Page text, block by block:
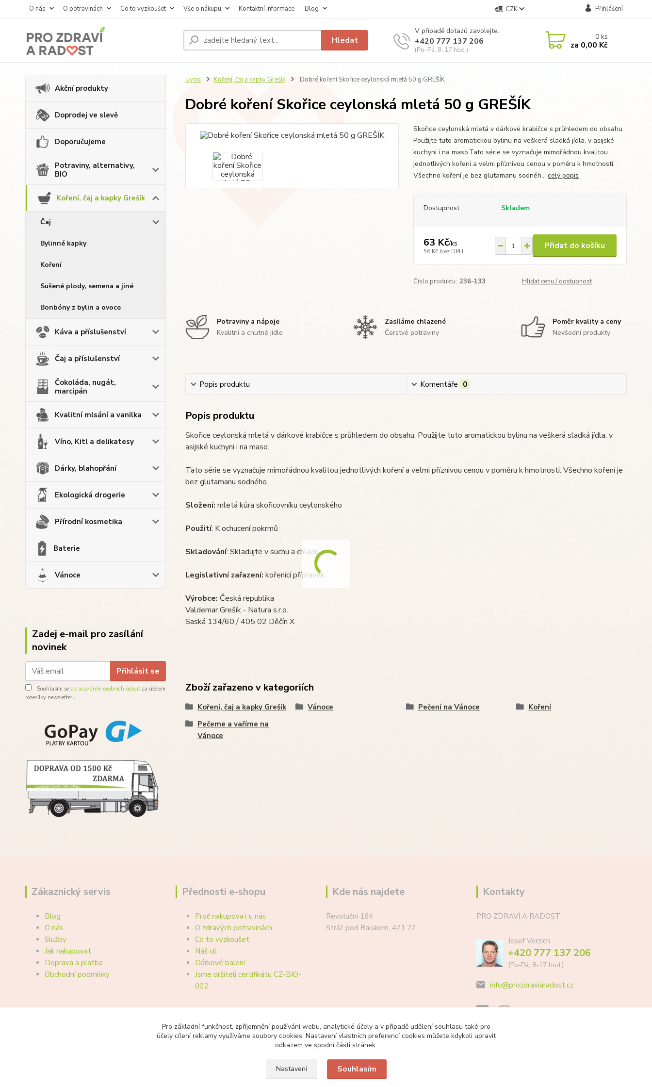
O nás O potravinách Co to vyzkoušet Vše o nákupu Kontaktní informace Blog CZK Přihlášení
Hledat
V případě dotazů zavolejte.
+420 777 137 206
(Po-Pá, 8-17 hod.)
0ks
za 0,00 Kč
Akční produkty
Doprodej ve slevě
Doporučujeme
Potraviny, alternativy,
BIO
Koření, čaj a kapky Grešík
Čaj
Bylinné kapky
Koření
Sušené plody, semena a jiné
Bonbóny z bylin a ovoce
Káva a příslušenství
Čaj a příslušenství
Čokoláda, nugát,
marcipán
Kvalitní mlsání a vanilka
Víno, Kitl a delikatesy
Dárky, blahopřání
Ekologická drogerie
Přírodní kosmetika
Baterie
Vánoce
Zadej e-mail pro zasílání
novinek
Přihlásit se
Souhlasím se zpracováním osobních údajů za účelem
rozesílky newsletteru.
Úvod Koření, čaj a kapky Grešík Dobré koření Skořice ceylonská mletá 50 g GREŠÍK
Dobré koření Skořice ceylonská mletá 50 g GREŠÍK
Skořice ceylonská mletá v dárkové krabičce s průhledem do obsahu.
Použijte tuto aromatickou bylinu na veškerá sladká jídla, v asijské
kuchyni i na maso.Tato série se vyznačuje mimořádnou kvalitou
jednotlivých koření a velmi příznivou cenou v poměru k hmotnosti.
Všechno koření je bez glutamanu sodnéh... celý popis
Dostupnost Skladem
63 Kč/ks
56 Kč bez DPH
Přidat do košíku
Číslo produktu: 236-133 Hlídat cenu / dostupnost
Potraviny a nápoje
Kvalitní a chutné jídlo
Zasíláme chlazené
Čerstvé potraviny
Poměr kvality a ceny
Nevšední produkty
Popis produktu Komentáře 0
Popis produktu
Skořice ceylonská mletá v dárkové krabičce s průhledem do obsahu. Použijte tuto aromatickou bylinu na veškerá sladká jídla, v
asijské kuchyni i na maso.
Tato série se vyznačuje mimořádnou kvalitou jednotlivých koření a velmi příznivou cenou v poměru k hmotnosti. Všechno koření je
bez glutamanu sodného.
Složení: mletá kůra skořicovníku ceylonského
Použití: K ochucení pokrmů
Skladování: Skladujte v suchu a chladu.
Legislativní zařazení: kořenící přípravek.
Výrobce: Česká republika
Valdemar Grešík - Natura s.r.o.
Saská 134/60 / 405 02 Děčín X
Zboží zařazeno v kategoriích
Koření, čaj a kapky Grešík Vánoce Pečení na Vánoce
Koření
Pečeme a vaříme na
Vánoce
Zákaznický servis
Blog
O nás
Služby
Jak nakupovat
Doprava a platba
Obchodní podmínky
Přednosti e-shopu
Proč nakupovat u nás
O zdravých potravinách
Co to vyzkoušet
Náš cíl
Dárkové balení
Jsme držiteli certifikátu CZ-BIO-
002
Kde nás najdete
Revoluční 164
Stráž pod Ralskem, 471 27
Kontakty
PRO ZDRAVÍ A RADOST
Josef Verzich
+420 777 137 206
(Po-Pá, 8-17 hod.)
info@prozdraviaradost.cz
Pro základní funkčnost, zpříjemnění používání webu, analytické účely a v případě udělení souhlasu také pro
účely cílení reklamy využíváme soubory cookies. Nastavení vlastních preferencí cookies můžete kdykoli upravit
odkazem ve spodní části stránek.
Nastavení Souhlasím